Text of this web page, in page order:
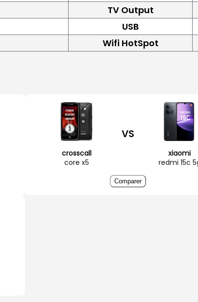
TV Output
USB
Wifi HotSpot
crosscall
core x5
VS
xiaomi
redmi 15c
Comparer